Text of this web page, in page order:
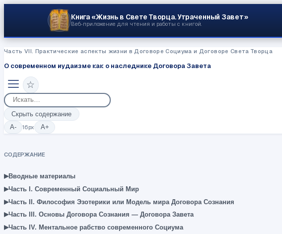
Книга «Жизнь в Свете Творца.Утраченный Завет»
Веб‑приложение для чтения и работы с книгой.
Часть VII. Практические аспекты жизни в Договоре Социума и Договоре Света Творца
О современном иудаизме как о наследнике Договора Завета
☆
Скрыть содержание
A-
16px A+
СОДЕРЖАНИЕ
▸Вводные материалы
▸Часть I. Современный Социальный Мир
▸Часть II. Философия Эзотерики или Модель мира Договора Сознания
▸Часть III. Основы Договора Сознания — Договора Завета
▸Часть IV. Ментальное рабство современного Социума